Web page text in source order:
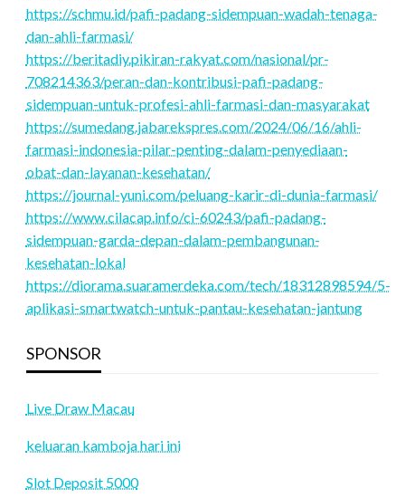
https://schmu.id/pafi-padang-sidempuan-wadah-tenaga-
dan-ahli-farmasi/
https://beritadiy.pikiran-rakyat.com/nasional/pr-
708214363/peran-dan-kontribusi-pafi-padang-
sidempuan-untuk-profesi-ahli-farmasi-dan-masyarakat
https://sumedang.jabarekspres.com/2024/06/16/ahli-
farmasi-indonesia-pilar-penting-dalam-penyediaan-
obat-dan-layanan-kesehatan/
https://journal-yuni.com/peluang-karir-di-dunia-farmasi/
https://www.cilacap.info/ci-60243/pafi-padang-
sidempuan-garda-depan-dalam-pembangunan-
kesehatan-lokal
https://diorama.suaramerdeka.com/tech/18312898594/5-
aplikasi-smartwatch-untuk-pantau-kesehatan-jantung
SPONSOR
Live Draw Macau
keluaran kamboja hari ini
Slot Deposit 5000